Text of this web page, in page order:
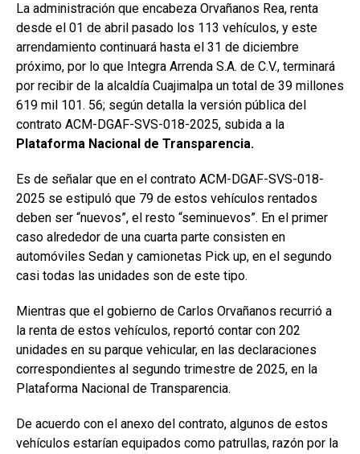
La administración que encabeza Orvañanos Rea, renta
desde el 01 de abril pasado los 113 vehículos, y este
arrendamiento continuará hasta el 31 de diciembre
próximo, por lo que Integra Arrenda S.A. de C.V., terminará
por recibir de la alcaldía Cuajimalpa un total de 39 millones
619 mil 101. 56; según detalla la versión pública del
contrato ACM-DGAF-SVS-018-2025, subida a la
Plataforma Nacional de Transparencia.
Es de señalar que en el contrato ACM-DGAF-SVS-018-
2025 se estipuló que 79 de estos vehículos rentados
deben ser “nuevos”, el resto “seminuevos”. En el primer
caso alrededor de una cuarta parte consisten en
automóviles Sedan y camionetas Pick up, en el segundo
casi todas las unidades son de este tipo.
Mientras que el gobierno de Carlos Orvañanos recurrió a
la renta de estos vehículos, reportó contar con 202
unidades en su parque vehicular, en las declaraciones
correspondientes al segundo trimestre de 2025, en la
Plataforma Nacional de Transparencia.
De acuerdo con el anexo del contrato, algunos de estos
vehículos estarían equipados como patrullas, razón por la